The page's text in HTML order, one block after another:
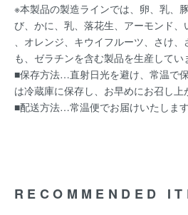
※本製品の製造ラインでは、卵、乳、
び、かに、乳、落花生、アーモンド、
、オレンジ、キウイフルーツ、さけ
も、ゼラチンを含む製品を生産してい
■保存方法…直射日光を避け、常温で
は冷蔵庫に保存し、お早めにお召し上
■配送方法…常温便でお届けいたします
RECOMMENDED